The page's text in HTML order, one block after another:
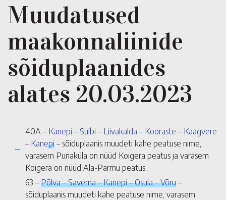
Muudatused
maakonnaliinide
sõiduplaanides
alates 20.03.2023
40A – Kanepi – Sulbi – Liivakalda – Kooraste – Kaagvere
– Kanepi– sõiduplaanis muudeti kahe peatuse nime,
varasem Punaküla on nüüd Koigera peatus ja varasem
Koigera on nüüd Ala-Parmu peatus.
63 –Põlva – Saverna – Kanepi – Osula – Võru–
sõiduplaanis muudeti kahe peatuse nime, varasem